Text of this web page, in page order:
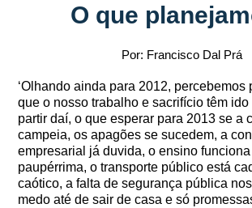
O que
Por: Francisco Dal Prá
‘Olhando ainda para 2012, percebemos
que o nosso trabalho e sacrifício têm ido
partir daí, o que esperar para 2013 se a
campeia, os apagões se sucedem, a
empresarial já duvida, o ensino funciona
paupérrima, o transporte público está
caótico, a falta de segurança pública
medo até de sair de casa e só